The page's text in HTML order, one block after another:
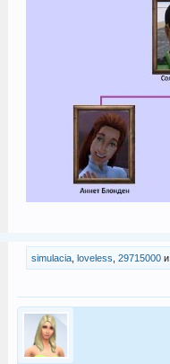
simulacia, loveless 29715000и